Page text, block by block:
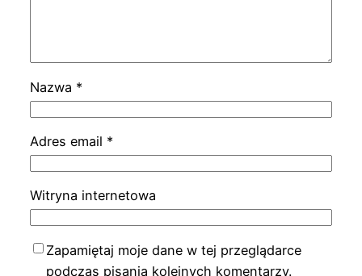
Nazwa *
Adres email *
Witryna internetowa
Zapamiętaj moje dane w tej przeglądarce
podczas pisania kolejnych komentarzy.